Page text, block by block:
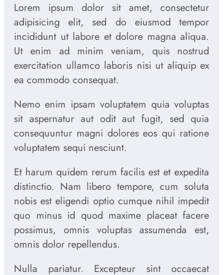
Lorem ipsum dolor sit amet, consectetur
adipisicing elit, sed do eiusmod tempor
incididunt ut labore et dolore magna aliqua.
Ut enim ad minim veniam, quis nostrud
exercitation ullamco laboris nisi ut aliquip ex
ea commodo consequat.
Nemo enim ipsam voluptatem quia voluptas
sit aspernatur aut odit aut fugit, sed quia
consequuntur magni dolores eos qui ratione
voluptatem sequi nesciunt.
Et harum quidem rerum facilis est et expedita
distinctio. Nam libero tempore, cum soluta
nobis est eligendi optio cumque nihil impedit
quo minus id quod maxime placeat facere
possimus, omnis voluptas assumenda est,
omnis dolor repellendus.
Nulla pariatur. Excepteur sint occaecat